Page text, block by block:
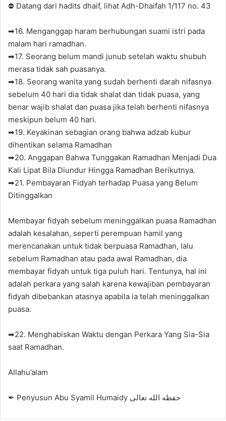
⛔ Datang dari hadits dhaif, lihat Adh-Dhaifah 1/117 no. 43
➡16. Menganggap haram berhubungan suami istri pada
malam hari ramadhan.
➡17. Seorang belum mandi junub setelah waktu shubuh
merasa tidak sah puasanya.
➡18. Seorang wanita yang sudah berhenti darah nifasnya
sebelum 40 hari dia tidak shalat dan tidak puasa, yang
benar wajib shalat dan puasa jika telah berhenti nifasnya
meskipun belum 40 hari.
➡19. Keyakinan sebagian orang bahwa adzab kubur
dihentikan selama Ramadhan
➡20. Anggapan Bahwa Tunggakan Ramadhan Menjadi Dua
Kali Lipat Bila Diundur Hingga Ramadhan Berikutnya.
➡21. Pembayaran Fidyah terhadap Puasa yang Belum
Ditinggalkan
Membayar fidyah sebelum meninggalkan puasa Ramadhan
adalah kesalahan, seperti perempuan hamil yang
merencanakan untuk tidak berpuasa Ramadhan, lalu
sebelum Ramadhan atau pada awal Ramadhan, dia
membayar fidyah untuk tiga puluh hari. Tentunya, hal ini
adalah perkara yang salah karena kewajiban pembayaran
fidyah dibebankan atasnya apabila ia telah meninggalkan
puasa.
➡22. Menghabiskan Waktu dengan Perkara Yang Sia-Sia
saat Ramadhan.
Allahu’alam
✒ Penyusun Abu Syamil Humaidy حفظه الله تعالى